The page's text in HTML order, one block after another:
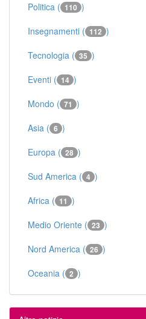
Politica ( 110 )
Insegnamenti ( 112 )
Tecnologia ( 35 )
Eventi ( 14 )
Mondo ( 71 )
Asia ( 6 )
Europa ( 28 )
Sud America ( 4 )
Africa ( 11 )
Medio Oriente ( 23 )
Nord America ( 26 )
Oceania ( 2 )